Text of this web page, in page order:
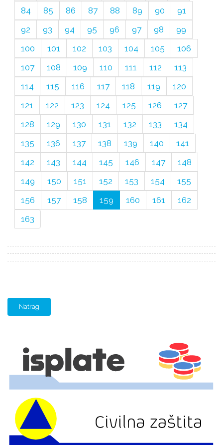
84 85 86 87 88 89 90
91
92
93 94 95 96 97 98
99
100
101 102 103 104 105
106
107
108 109 110 111 112
113
114
115 116 117 118 119
120
121
122 123 124 125 126
127
128
129 130 131 132 133
134
135
136 137 138 139 140
141
142
143 144 145 146 147
148
149
150 151 152 153 154
155
156
157 158 159 160 161
162
163
Natrag